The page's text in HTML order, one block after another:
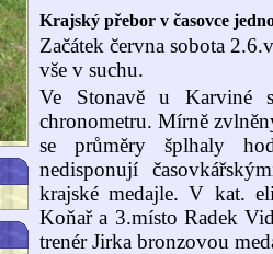
Krajský přebor v časovce
Začátek června sobota
vše v suchu.
Ve Stonavě u Karviné
chronometru. Mírně
se průměry šplhaly
nedisponují
krajské medajle. V kat.
Koňař a 3.místo Radek
trenér Jirka bronzovou